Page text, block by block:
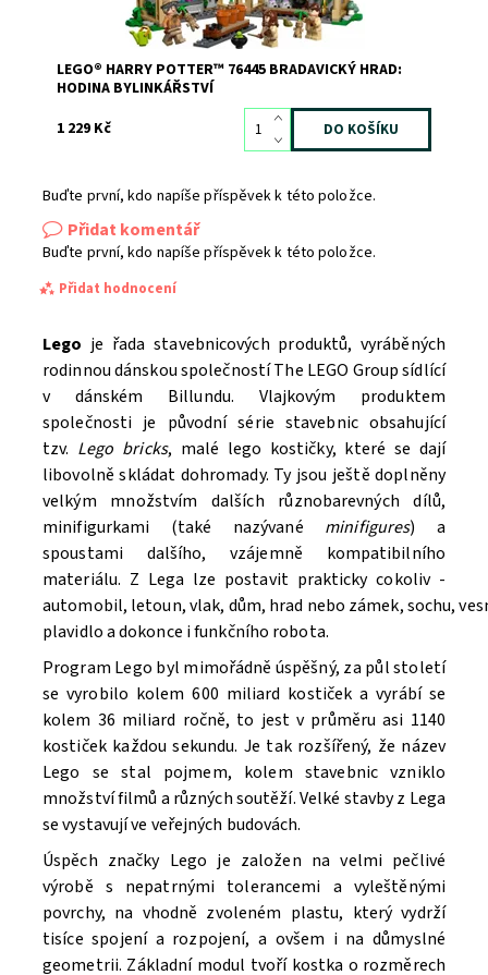
LEGO® HARRY POTTER™ 76445 BRADAVICKÝ HRAD:
HODINA BYLINKÁŘSTVÍ
1 229 Kč
Buďte první, kdo napíše příspěvek k této položce.
Přidat komentář
Buďte první, kdo napíše příspěvek k této položce.
Přidat hodnocení
Souhlasím seZpracováním osobních údajů.
Lego je řada stavebnicových produktů, vyráběných
rodinnou dánskou společností The LEGO Group sídlící
v dánském Billundu. Vlajkovým produktem
společnosti je původní série stavebnic obsahující
tzv. Lego bricks, malé lego kostičky, které se dají
libovolně skládat dohromady. Ty jsou ještě doplněny
velkým množstvím dalších různobarevných dílů,
minifigurkami (také nazývané minifigures) a
spoustami dalšího, vzájemně kompatibilního
materiálu. Z Lega lze postavit prakticky cokoliv -
automobil, letoun, vlak, dům, hrad nebo zámek, sochu,
plavidlo a dokonce i funkčního robota.
Program Lego byl mimořádně úspěšný, za půl století
se vyrobilo kolem 600 miliard kostiček a vyrábí se
kolem 36 miliard ročně, to jest v průměru asi 1140
kostiček každou sekundu. Je tak rozšířený, že název
Lego se stal pojmem, kolem stavebnic vzniklo
množství filmů a různých soutěží. Velké stavby z Lega
se vystavují ve veřejných budovách.
Úspěch značky Lego je založen na velmi pečlivé
výrobě s nepatrnými tolerancemi a vyleštěnými
povrchy, na vhodně zvoleném plastu, který vydrží
tisíce spojení a rozpojení, a ovšem i na důmyslné
geometrii. Základní modul tvoří kostka o rozměrech